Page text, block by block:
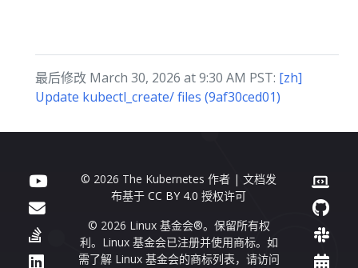
最后修改 March 30, 2026 at 9:30 AM PST: [zh]
Update kubectl_create/ files (9af30ced01)
© 2026 The Kubernetes 作者 | 文档发
布基于CC BY 4.0 授权许可
© 2026 Linux 基金会®。保留所有权
利。Linux 基金会已注册并使用商标。如
需了解 Linux 基金会的商标列表，请访问